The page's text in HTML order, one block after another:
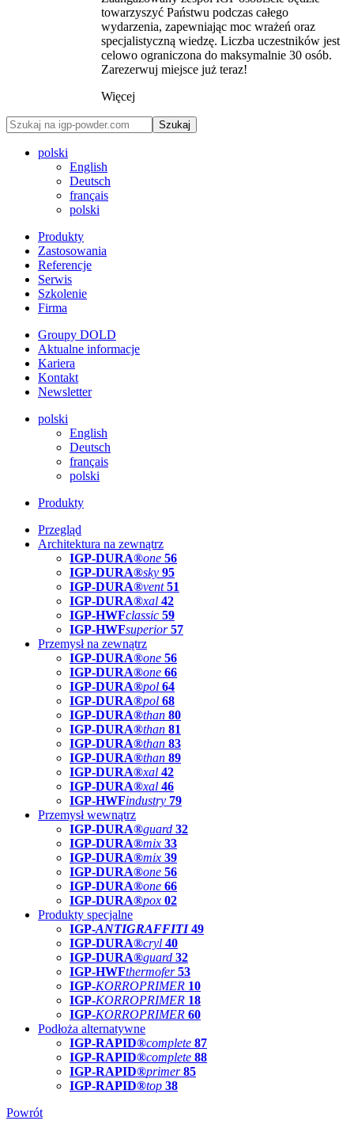
towarzyszyć Państwu podczas całego
wydarzenia, zapewniając moc wrażeń oraz
specjalistyczną wiedzę. Liczba uczestników jest
celowo ograniczona do maksymalnie 30 osób.
Zarezerwuj miejsce już teraz!
Więcej
Szukaj
polski
English
Deutsch
français
polski
Produkty
Zastosowania
Referencje
Serwis
Szkolenie
Firma
Groupy DOLD
Aktualne informacje
Kariera
Kontakt
Newsletter
polski
English
Deutsch
français
polski
Produkty
Przegląd
Architektura na zewnątrz
IGP-DURA®one 56
IGP-DURA®sky 95
IGP-DURA®vent 51
IGP-DURA®xal 42
IGP-HWFclassic 59
IGP-HWFsuperior 57
Przemysł na zewnątrz
IGP-DURA®one 56
IGP-DURA®one 66
IGP-DURA®pol 64
IGP-DURA®pol 68
IGP-DURA®than 80
IGP-DURA®than 81
IGP-DURA®than 83
IGP-DURA®than 89
IGP-DURA®xal 42
IGP-DURA®xal 46
IGP-HWFindustry 79
Przemysł wewnątrz
IGP-DURA®guard 32
IGP-DURA®mix 33
IGP-DURA®mix 39
IGP-DURA®one 56
IGP-DURA®one 66
IGP-DURA®pox 02
Produkty specjalne
IGP-ANTIGRAFFITI49
IGP-DURA®cryl 40
IGP-DURA®guard 32
IGP-HWFthermofer 53
IGP-KORROPRIMER 10
IGP-KORROPRIMER 18
IGP-KORROPRIMER 60
Podłoża alternatywne
IGP-RAPID®complete 87
IGP-RAPID®complete 88
IGP-RAPID®primer 85
IGP-RAPID®top 38
Powrót